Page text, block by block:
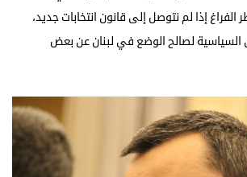
إذا لم نتوصل إلى قانون انتخابات جديد،
السياسية لصالح الوضع في لبنان عن بعض